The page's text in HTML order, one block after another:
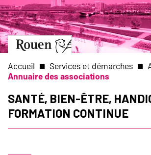
Aller
au
contenu
principal
Aller
à
page
d’accueil
Slide
1
of
1
Fil
d'Ariane
Accueil Services et démarches
Annuaire des associations
Santé, Bien-être,
Formation continue